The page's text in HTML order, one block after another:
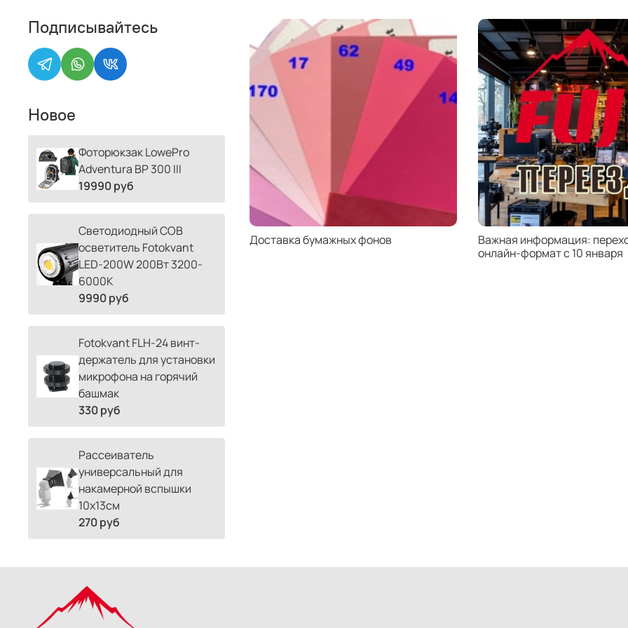
UV-
Доставка бумажных фонов
Важная информация:
онлайн-формат с 10 января
Подписывайтесь
Новое
Фоторюкзак LowePro
Adventura BP 300 III
19990 руб
Светодиодный COB
осветитель Fotokvant
LED-200W 200Вт 3200-
6000К
9990 руб
Fotokvant FLH-24 винт-
держатель для установки
микрофона на горячий
башмак
330 руб
Рассеиватель
универсальный для
накамерной вспышки
10х13см
270 руб